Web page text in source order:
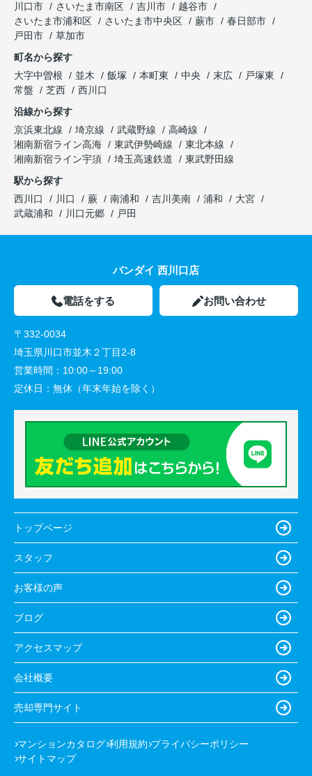
川口市
さいたま市南区 吉川市
越谷市
さいたま市浦和区
さいたま市中央区 蕨市
春日部市
戸田市
草加市
町名から探す
大字中曽根
並木 飯塚 本町東 中央 末広
戸塚東
常盤
芝西
西川口
沿線から探す
京浜東北線
埼京線 武蔵野線
高崎線
湘南新宿ライン高海
東武伊勢崎線
東北本線
湘南新宿ライン宇須
埼玉高速鉄道
東武野田線
駅から探す
西川口
川口 蕨 南浦和 吉川美南 浦和
大宮
武蔵浦和
川口元郷 戸田
バンダイ 西川口店
電話をする お問い合わせ
〒332-0034
埼玉県川口市並木２丁目2-8
営業時間： 10:00～19:00
定休日： 無休（年末年始を除く）
トップページ
スタッフ
お客様の声
ブログ
アクセスマップ
会社概要
売却専門サイト
マンションカタログ 利用規約 プライバシーポリシー
サイトマップ